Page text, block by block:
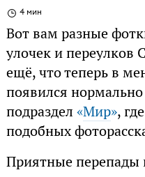
4 мин
Вот вам разные
улочек и
ещё, что теперь в
появился
подраздел «Мир»,
подобных
Приятные перепады